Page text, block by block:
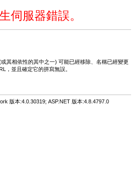
伺服器錯誤。
其相依性的其中之一) 可能已經移除、名稱已經變更
，並且確定它的拼寫無誤。
版本:4.0.30319; ASP.NET 版本:4.8.4797.0